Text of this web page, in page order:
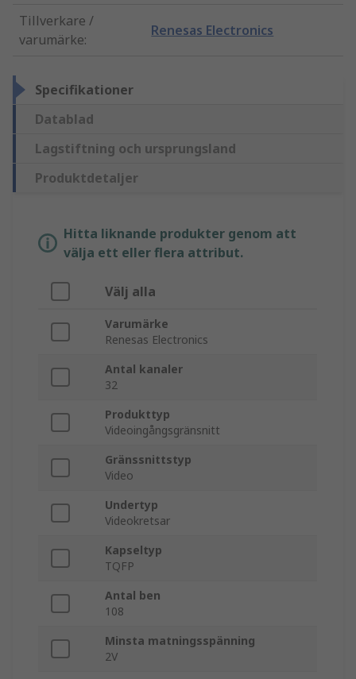
Tillverkare /
varumärke:
Renesas Electronics
Specifikationer
Datablad
Lagstiftning och ursprungsland
Produktdetaljer
Hitta liknande produkter genom att
välja ett eller flera attribut.
Välj alla
Varumärke
Renesas Electronics
Antal kanaler
32
Produkttyp
Videoingångsgränsnitt
Gränssnittstyp
Video
Undertyp
Videokretsar
Kapseltyp
TQFP
Antal ben
108
Minsta matningsspänning
2V